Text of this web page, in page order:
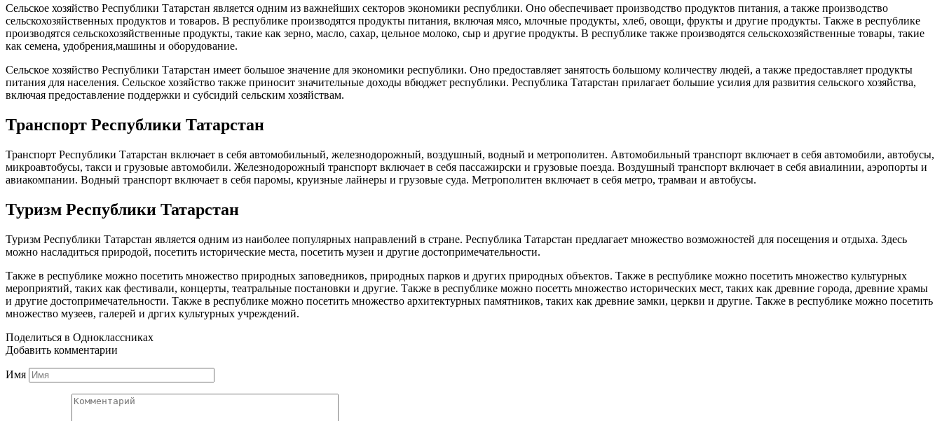
Сельское хозяйство Республики Татарстан является одним из важнейших секторов экономики республики. Оно обеспечивает производство продуктов питания, а также производство
сельскохозяйственных продуктов и товаров. В республике производятся продукты питания, включая мясо, млочные продукты, хлеб, овощи, фрукты и другие продукты. Также в республике
производятся сельскохозяйственные продукты, такие как зерно, масло, сахар, цельное молоко, сыр и другие продукты. В республике также производятся сельскохозяйственные товары, такие
как семена, удобрения,машины и оборудование.
Сельское хозяйство Республики Татарстан имеет большое значение для экономики республики. Оно предоставляет занятость большому количеству людей, а также предоставляет продукты
питания для населения. Сельское хозяйство также приносит значительные доходы вбюджет республики. Республика Татарстан прилагает большие усилия для развития сельского хозяйства,
включая предоставление поддержки и субсидий сельским хозяйствам.
Транспорт Республики Татарстан
Транспорт Республики Татарстан включает в себя автомобильный, железнодорожный, воздушный, водный и метрополитен. Автомобильный транспорт включает в себя автомобили, автобусы,
микроавтобусы, такси и грузовые автомобили. Железнодорожный транспорт включает в себя пассажирски и грузовые поезда. Воздушный транспорт включает в себя авиалинии, аэропорты и
авиакомпании. Водный транспорт включает в себя паромы, круизные лайнеры и грузовые суда. Метрополитен включает в себя метро, трамваи и автобусы.
Туризм Республики Татарстан
Туризм Республики Татарстан является одним из наиболее популярных направлений в стране. Республика Татарстан предлагает множество возможностей для посещения и отдыха. Здесь
можно насладиться природой, посетить исторические места, посетить музеи и другие достопримечательности.
Также в республике можно посетить множество природных заповедников, природных парков и других природных объектов. Также в республике можно посетить множество культурных
мероприятий, таких как фестивали, концерты, театральные постановки и другие. Также в республике можно посетть множество исторических мест, таких как древние города, древние храмы
и другие достопримечательности. Также в республике можно посетить множество архитектурных памятников, таких как древние замки, церкви и другие. Также в республике можно посетить
множество музеев, галерей и дргих культурных учреждений.
Поделиться в Одноклассниках
Добавить комментарии
Имя